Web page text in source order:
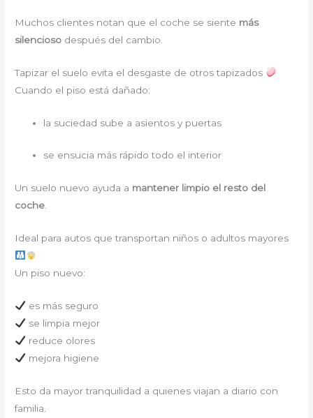
Muchos clientes notan que el coche se siente más
silencioso después del cambio.
Tapizar el suelo evita el desgaste de otros tapizados
Cuando el piso está dañado:
la suciedad sube a asientos y puertas
se ensucia más rápido todo el interior
Un suelo nuevo ayuda a mantener limpio el resto del
coche.
Ideal para autos que transportan niños o adultos mayores
Un piso nuevo:
es más seguro
se limpia mejor
reduce olores
mejora higiene
Esto da mayor tranquilidad a quienes viajan a diario con
familia.